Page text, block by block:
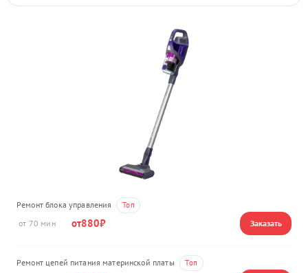
Ремонт блока управления
70
880
Ремонт цепей питания материнской платы